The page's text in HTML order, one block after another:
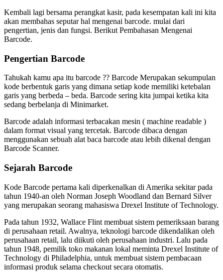
Kembali lagi bersama perangkat kasir, pada kesempatan kali ini kita
akan membahas seputar hal mengenai barcode. mulai dari
pengertian, jenis dan fungsi. Berikut Pembahasan Mengenai
Barcode.
Pengertian Barcode
Tahukah kamu apa itu barcode ?? Barcode Merupakan sekumpulan
kode berbentuk garis yang dimana setiap kode memiliki ketebalan
garis yang berbeda – beda. Barcode sering kita jumpai ketika kita
sedang berbelanja di Minimarket.
Barcode adalah informasi terbacakan mesin ( machine readable )
dalam format visual yang tercetak. Barcode dibaca dengan
menggunakan sebuah alat baca barcode atau lebih dikenal dengan
Barcode Scanner.
Sejarah Barcode
Kode Barcode pertama kali diperkenalkan di Amerika sekitar pada
tahun 1940-an oleh Norman Joseph Woodland dan Bernard Silver
yang merupakan seorang mahasiswa Drexel Institute of Technology.
Pada tahun 1932, Wallace Flint membuat sistem pemeriksaan barang
di perusahaan retail. Awalnya, teknologi barcode dikendalikan oleh
perusahaan retail, lalu diikuti oleh perusahaan industri. Lalu pada
tahun 1948, pemilik toko makanan lokal meminta Drexel Institute of
Technology di Philadelphia, untuk membuat sistem pembacaan
informasi produk selama checkout secara otomatis.